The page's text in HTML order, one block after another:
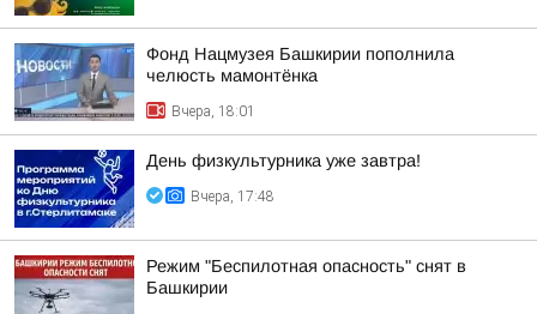
Фонд Нацмузея Башкирии пополнила
челюсть мамонтёнка
Вчера, 18:01
День физкультурника уже завтра!
Вчера, 17:48
Режим "Беспилотная опасность" снят в
Башкирии